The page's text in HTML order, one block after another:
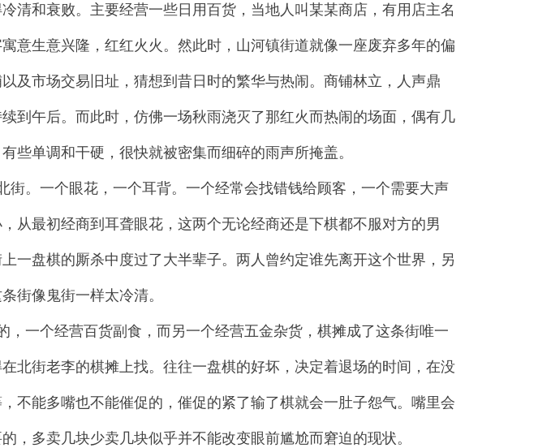
清和衰败。主要经营一些日用百货，当地人叫某某商店，有用店主名
意生意兴隆，红红火火。然此时，山河镇街道就像一座废弃多年的偏
及市场交易旧址，猜想到昔日时的繁华与热闹。商铺林立，人声鼎
到午后。而此时，仿佛一场秋雨浇灭了那红火而热闹的场面，偶有几
些单调和干硬，很快就被密集而细碎的雨声所掩盖。
街。一个眼花，一个耳背。一个经常会找错钱给顾客，一个需要大声
从最初经商到耳聋眼花，这两个无论经商还是下棋都不服对方的男
一盘棋的厮杀中度过了大半辈子。两人曾约定谁先离开这个世界，另
街像鬼街一样太冷清。
，一个经营百货副食，而另一个经营五金杂货，棋摊成了这条街唯一
北街老李的棋摊上找。往往一盘棋的好坏，决定着退场的时间，在没
不能多嘴也不能催促的，催促的紧了输了棋就会一肚子怨气。嘴里会
，多卖几块少卖几块似乎并不能改变眼前尴尬而窘迫的现状。